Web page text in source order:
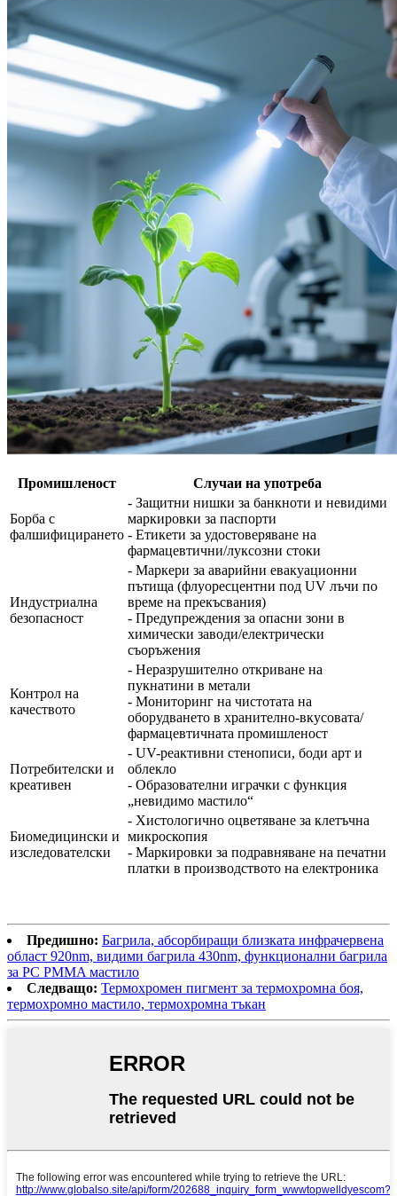
Промишленост Случаи на употреба
Борба с
фалшифицирането
- Защитни нишки за банкноти и невидими
маркировки за паспорти
- Етикети за удостоверяване на
фармацевтични/луксозни стоки
Индустриална
безопасност
- Маркери за аварийни евакуационни
пътища (флуоресцентни под UV лъчи по
време на прекъсвания)
- Предупреждения за опасни зони в
химически заводи/електрически
съоръжения
Контрол на
качеството
- Неразрушително откриване на
пукнатини в метали
- Мониторинг на чистотата на
оборудването в хранително-вкусовата/
фармацевтичната промишленост
Потребителски и
креативен
- UV-реактивни стенописи, боди арт и
облекло
- Образователни играчки с функция
„невидимо мастило“
Биомедицински и
изследователски
- Хистологично оцветяване за клетъчна
микроскопия
- Маркировки за подравняване на печатни
платки в производството на електроника
Предишно: Багрила, абсорбиращи близката инфрачервена
област 920nm, видими багрила 430nm, функционални багрила
за PC PMMA мастило
Следващо: Термохромен пигмент за термохромна боя,
термохромно мастило, термохромна тъкан